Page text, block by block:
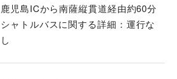
鹿児島ICから南薩縦貫道経由約60分
シャトルバスに関する詳細：運行な
し